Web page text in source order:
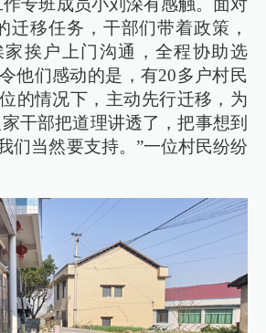
专班成员小刘深有感触。面对
迁移任务，干部们带着政策，
挨户上门沟通，全程协助选
他们感动的是，有20多户村民
的情况下，主动先行迁移，为
干部把道理讲透了，把事想到
们当然要支持。”一位村民纷纷